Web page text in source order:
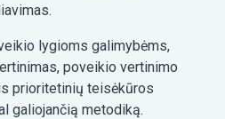
lygioms galimybėms,
poveikio vertinimo
prioritetinių teisėkūros
galiojančią metodiką.